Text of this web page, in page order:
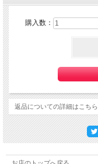
購入数：
返品についての詳細はこちら